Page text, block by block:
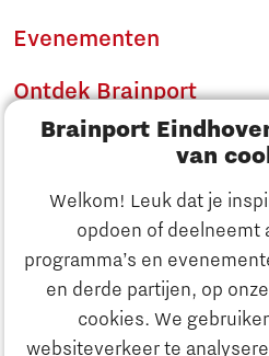
Brainport
van
Welkom! Leuk dat je
opdoen of deelneemt
programma’s en
en derde partijen, op
cookies. We
websiteverkeer te
Ontdek Brainport
Evenementen
Ontdek Brainport
Innovatie
Ondernemen
Onderwijs
Maatschappelijk